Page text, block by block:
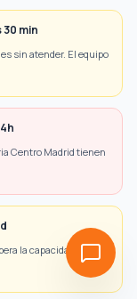
min
sin atender. El equipo
Centro Madrid tienen
la capacidad de